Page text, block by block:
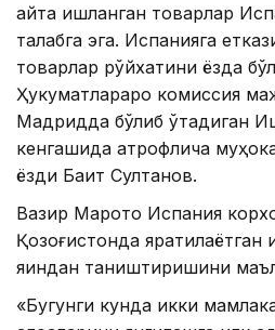
қайта ишланган товарлар
талабга эга. Испанияга
товарлар рўйхатини ёзда
Ҳукуматлараро комиссия
Мадридда бўлиб ўтадиган
кенгашида атрофлича
ёзди Бақит Султанов.
Вазир Марото Испания
Қозоғистонда яратилаётган
яқиндан таништиришини
«Бугунги кунда икки